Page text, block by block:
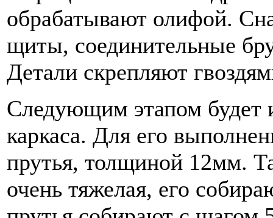
обрабатывают олифой.
щиты, соединительные
Детали скрепляют
Следующим этапом будет
каркаса. Для его
прутья, толщиной 12мм.
очень тяжелая, его